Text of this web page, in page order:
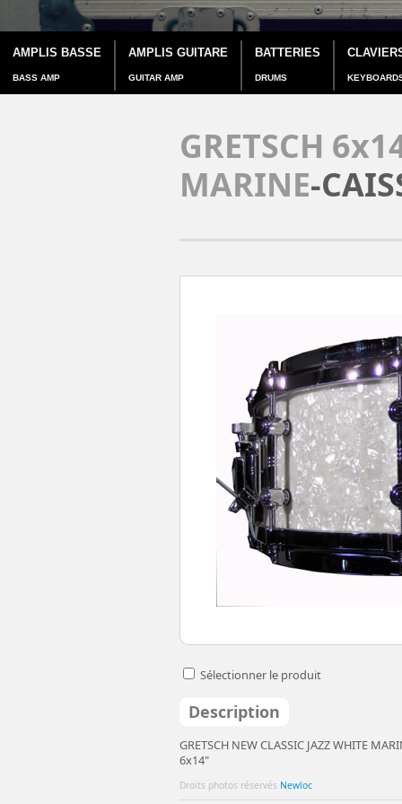
AMPLIS BASSE
BASS AMP
AMPLIS GUITARE
GUITAR AMP
BATTERIES
DRUMS
GRETSCH
MARINE-
Sélectionner le produit
Description
GRETSCH NEW CLASSIC JAZZ WHITE
6x14"
Droits photos réservés Newloc